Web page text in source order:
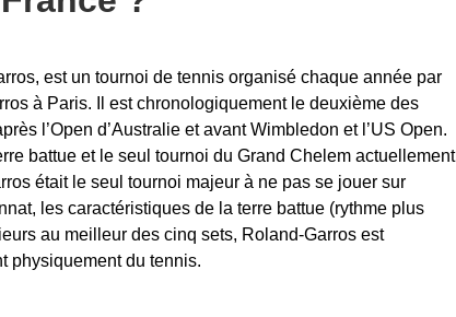
est un tournoi de tennis organisé chaque année par
à Paris. Il est chronologiquement le deuxième des
l’Open d’Australie et avant Wimbledon et l’US Open.
battue et le seul tournoi du Grand Chelem actuellement
était le seul tournoi majeur à ne pas se jouer sur
les caractéristiques de la terre battue (rythme plus
au meilleur des cinq sets, Roland-Garros est
physiquement du tennis.